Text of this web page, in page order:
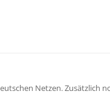
Netzen. Zusätzlich